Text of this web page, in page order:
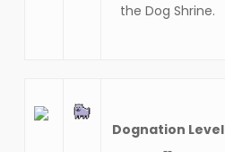
the Dog Shrine.
Dognation Level